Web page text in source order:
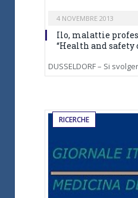
4 NOVEMBRE 2013
Ilo, malattie
“Health and safety
DUSSELDORF – Si
RICERCHE